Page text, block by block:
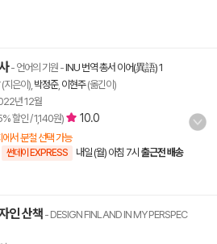
- 언어의 기원 -INU 번역 총서 이어(異語) 1
(지은이), 박정준, 이현주(옮긴이)
년 12월
할인 / 1,140원) 10.0
서 분철 선택 가능
썬데이 EXPRESS 내일 (월) 아침 7시 출근전 배송
인 산책 - DESIGN FINLAND IN MY PERSPEC